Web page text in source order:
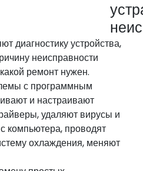
диагностику устройства,
неисправности
ремонт нужен.
с программным
и настраивают
удаляют вирусы и
компьютера, проводят
охлаждения, меняют